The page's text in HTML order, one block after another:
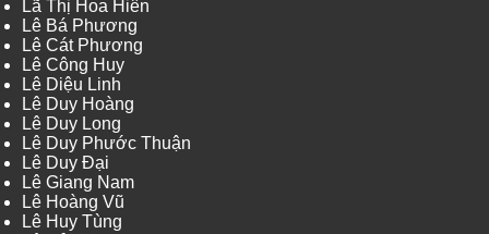
Lã Thị Hoa Hiên
Lê Bá Phương
Lê Cát Phương
Lê Công Huy
Lê Diệu Linh
Lê Duy Hoàng
Lê Duy Long
Lê Duy Phước Thuận
Lê Duy Đại
Lê Giang Nam
Lê Hoàng Vũ
Lê Huy Tùng